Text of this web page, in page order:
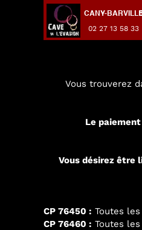
CANY-
02 27 13 58 33
Vous trouverez
Le
Vous désirez être
CP 76450 : Toutes
CP 76460 : Toutes